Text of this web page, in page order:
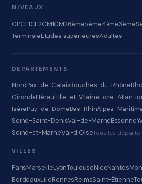
NIVEAUX
CPCE1CE2CM1CM26ème5ème4ème3ème
TerminaleÉtudes supérieuresAdultes
DÉPARTEMENTS
NordPas-de-CalaisBouches-du-Rhône
GirondeHéraultIlle-et-VilaineLoire-
IsèrePuy-de-DômeBas-RhinAlpes-
Seine-Saint-DenisVal-de-MarneEssonne
Seine-et-MarneVal-d'OiseTous les
VILLES
ParisMarseilleLyonToulouseNiceNantes
BordeauxLilleRennesReimsSaint-Étienne